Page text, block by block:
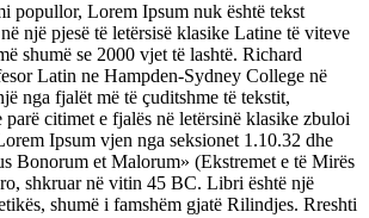
popullor, Lorem Ipsum nuk është tekst
një pjesë të letërsisë klasike Latine të viteve
shumë se 2000 vjet të lashtë. Richard
Latin ne Hampden-Sydney College në
nga fjalët më të çuditshme të tekstit,
parë citimet e fjalës në letërsinë klasike zbuloi
Ipsum vjen nga seksionet 1.10.32 dhe
Bonorum et Malorum» (Ekstremet e të Mirës
shkruar në vitin 45 BC. Libri është një
shumë i famshëm gjatë Rilindjes. Rreshti